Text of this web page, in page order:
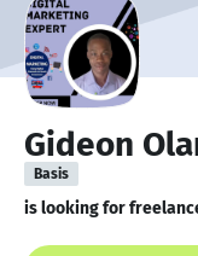
Gideon
Basis
is looking for